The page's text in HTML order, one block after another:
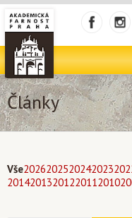
Články
Vše2026202520242023
20142013201220112010